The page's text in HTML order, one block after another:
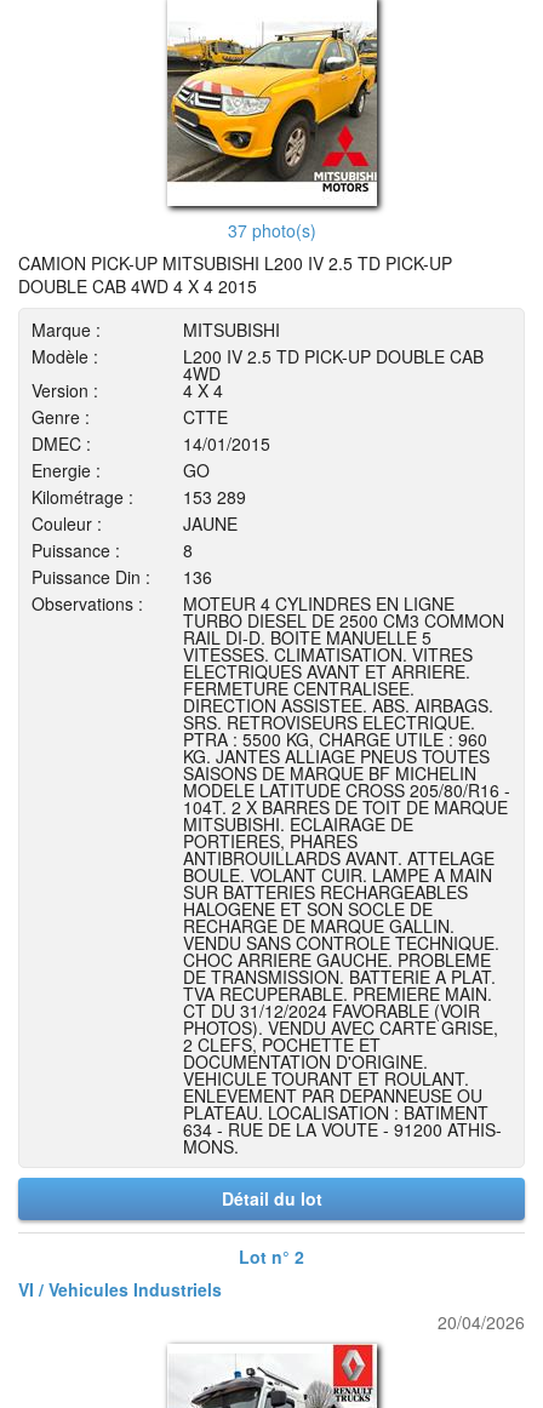
37 photo(s)
CAMION PICK-UP MITSUBISHI L200 IV 2.5 TD PICK-UP
DOUBLE CAB 4WD 4 X 4 2015
Marque :
MITSUBISHI
Modèle :
L200 IV 2.5 TD PICK-UP DOUBLE CAB
4WD
Version :
4 X 4
Genre :
CTTE
DMEC :
14/01/2015
Energie :
GO
Kilométrage :
153 289
Couleur :
JAUNE
Puissance :
8
Puissance Din :
136
Observations :
MOTEUR 4 CYLINDRES EN LIGNE
TURBO DIESEL DE 2500 CM3 COMMON
RAIL DI-D. BOITE MANUELLE 5
VITESSES. CLIMATISATION. VITRES
ELECTRIQUES AVANT ET ARRIERE.
FERMETURE CENTRALISEE.
DIRECTION ASSISTEE. ABS. AIRBAGS.
SRS. RETROVISEURS ELECTRIQUE.
PTRA : 5500 KG, CHARGE UTILE : 960
KG. JANTES ALLIAGE PNEUS TOUTES
SAISONS DE MARQUE BF MICHELIN
MODELE LATITUDE CROSS 205/80/R16 -
104T. 2 X BARRES DE TOIT DE MARQUE
MITSUBISHI. ECLAIRAGE DE
PORTIERES, PHARES
ANTIBROUILLARDS AVANT. ATTELAGE
BOULE. VOLANT CUIR. LAMPE A MAIN
SUR BATTERIES RECHARGEABLES
HALOGENE ET SON SOCLE DE
RECHARGE DE MARQUE GALLIN.
VENDU SANS CONTROLE TECHNIQUE.
CHOC ARRIERE GAUCHE. PROBLEME
DE TRANSMISSION. BATTERIE A PLAT.
TVA RECUPERABLE. PREMIERE MAIN.
CT DU 31/12/2024 FAVORABLE (VOIR
PHOTOS). VENDU AVEC CARTE GRISE,
2 CLEFS, POCHETTE ET
DOCUMENTATION D'ORIGINE.
VEHICULE TOURANT ET ROULANT.
ENLEVEMENT PAR DEPANNEUSE OU
PLATEAU. LOCALISATION : BATIMENT
634 - RUE DE LA VOUTE - 91200 ATHIS-
MONS.
Détail du lot
Lot n° 2
VI / Vehicules Industriels
20/04/2026